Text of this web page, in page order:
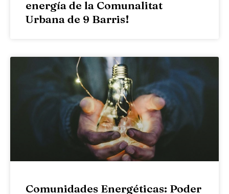
energía de la Comunalitat
Urbana de 9 Barris!
Comunidades Energéticas: Poder